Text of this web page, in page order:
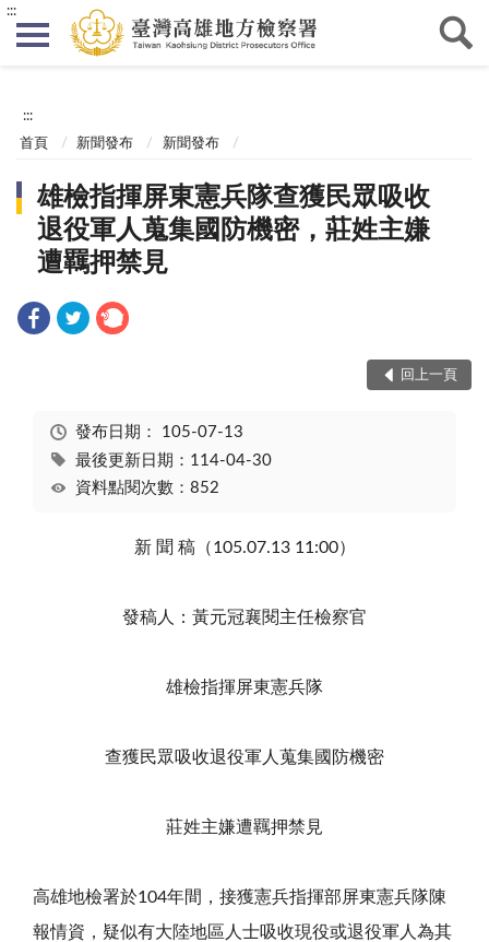
:::
:::
首頁 新聞發布 新聞發布
雄檢指揮屏東憲兵隊查獲民眾吸收
退役軍人蒐集國防機密，莊姓主嫌
遭羈押禁見
回上一頁
發布日期： 105-07-13
最後更新日期：114-04-30
資料點閱次數：852
新 聞 稿（105.07.13 11:00）
發稿人：黃元冠襄閱主任檢察官
雄檢指揮屏東憲兵隊
查獲民眾吸收退役軍人蒐集國防機密
莊姓主嫌遭羈押禁見
高雄地檢署於104年間，接獲憲兵指揮部屏東憲兵隊陳
報情資，疑似有大陸地區人士吸收現役或退役軍人為其